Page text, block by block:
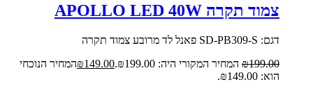
צמוד תקרה APOLLO LED 40W
דגם: SD-PB309-S פאנל לד מרובע צמוד תקרה
₪199.00 המחיר המקורי היה: ₪199.00. ₪149.00
המחיר הנוכחי
הוא: ₪149.00.